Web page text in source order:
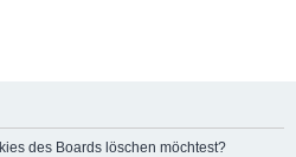
des Boards löschen möchtest?